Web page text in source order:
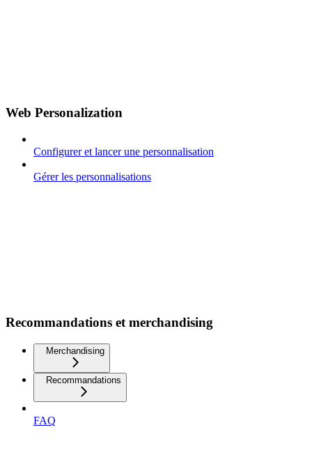
Web Personalization
Configurer et lancer une personnalisation
Gérer les personnalisations
Recommandations et merchandising
Merchandising
Recommandations
FAQ